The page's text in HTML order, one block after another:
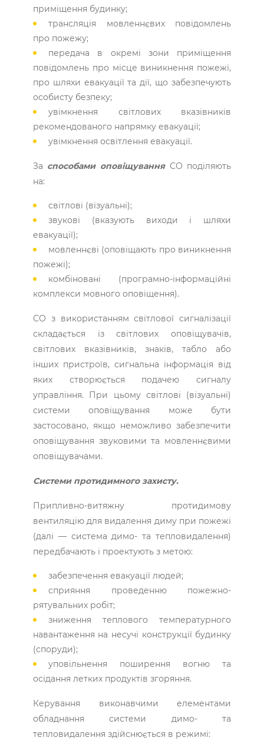
приміщення будинку;
трансляція мовленнєвих повідомлень
про пожежу;
передача в окремі зони приміщення
повідомлень про місце виникнення пожежі,
про шляхи евакуації та дії, що забезпечують
особисту безпеку;
увімкнення світлових вказівників
рекомендованого напрямку евакуації;
увімкнення освітлення евакуації.
За способами оповіщування СО поділяють
на:
світлові (візуальні);
звукові (вказують виходи і шляхи
евакуації);
мовленнєві (оповіщають про виникнення
пожежі);
комбіновані (програмно-інформаційні
комплекси мовного оповіщення).
СО з використанням світлової сигналізації
складається із світлових оповіщувачів,
світлових вказівників, знаків, табло або
інших пристроїв, сигнальна інформація від
яких створюється подачею сигналу
управління. При цьому світлові (візуальні)
системи оповіщування може бути
застосовано, якщо неможливо забезпечити
оповіщування звуковими та мовленнєвими
оповіщувачами.
Системи протидимного захисту.
Припливно-витяжну протидимову
вентиляцію для видалення диму при пожежі
(далі — система димо- та тепловидалення)
передбачають і проектують з метою:
забезпечення евакуації людей;
сприяння проведенню пожежно-
рятувальних робіт;
зниження теплового температурного
навантаження на несучі конструкції будинку
(споруди);
уповільнення поширення вогню та
осідання летких продуктів згоряння.
Керування виконавчими елементами
обладнання системи димо- та
тепловидалення здійснюється в режимі: